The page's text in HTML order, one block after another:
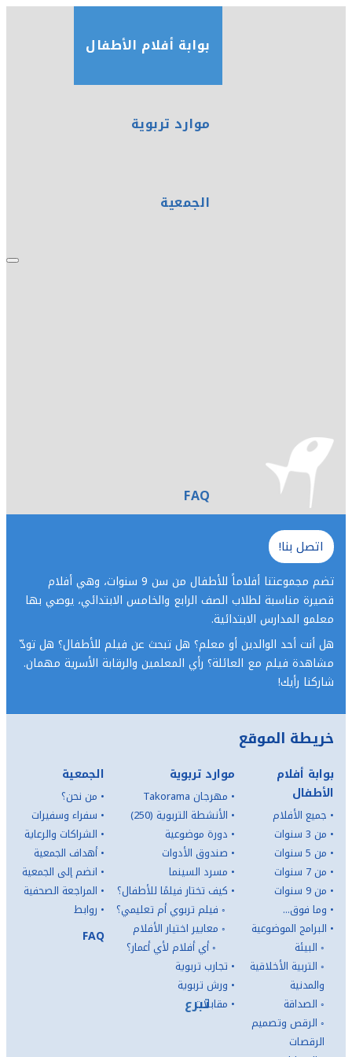
بوابة أفلام الأطفال
موارد تربوية
الجمعية
FAQ
تبرع
اتصل بنا!
تضم مجموعتنا أفلاماً للأطفال من سن 9 سنوات، وهي أفلام
قصيرة مناسبة لطلاب الصف الرابع والخامس الابتدائي، يوصي بها
معلمو المدارس الابتدائية.
هل أنت أحد الوالدين أو معلم؟ هل تبحث عن فيلم للأطفال؟ هل تودّ
مشاهدة فيلم مع العائلة؟ رأي المعلمين والرقابة الأسرية مهمان.
شاركنا رأيك!
خريطة الموقع
بوابة أفلام
الأطفال
• جميع الأفلام
• من 3 سنوات
• من 5 سنوات
• من 7 سنوات
• من 9 سنوات
• وما فوق...
• البرامج الموضوعية
◦ البيئة
◦ التربية الأخلاقية
والمدنية
◦ الصداقة
◦ الرقص وتصميم
الرقصات
موارد تربوية
• مهرجان Takorama
• الأنشطة التربوية (250)
• دورة موضوعية
• صندوق الأدوات
• مسرد السينما
• كيف تختار فيلمًا للأطفال؟
◦ فيلم تربوي أم تعليمي؟
◦ معايير اختيار الأفلام
◦أي أفلام لأي أعمار؟
• تجارب تربوية
• ورش تربوية
• مقابلات
الجمعية
• من نحن؟
• سفراء وسفيرات
• الشراكات والرعاية
•أهداف الجمعية
• انضم إلى الجمعية
• المراجعة الصحفية
• روابط
FAQ